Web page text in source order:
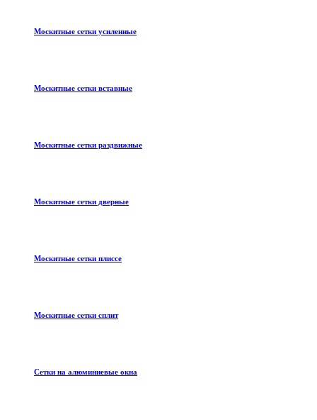
Москитные сетки усиленные
Москитные сетки вставные
Москитные сетки раздвижные
Москитные сетки дверные
Москитные сетки плиссе
Москитные сетки сплит
Сетки на алюминиевые окна